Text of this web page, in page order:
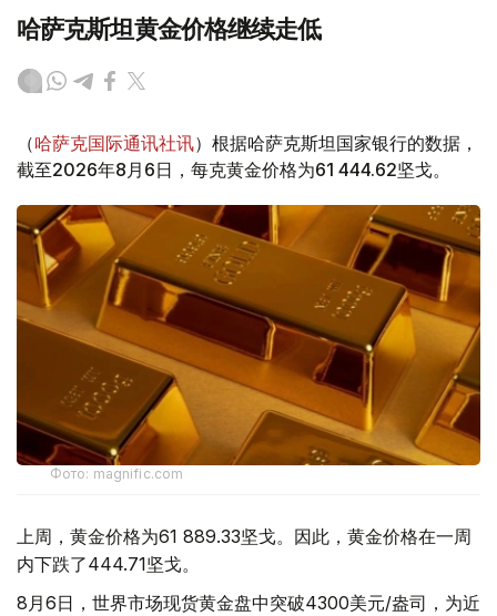
哈萨克斯坦黄金价格继续走低
（哈萨克国际通讯社讯）根据哈萨克斯坦国家银行的数据，
截至2026年8月6日，每克黄金价格为61 444.62坚戈。
Фото: magnific.com
上周，黄金价格为61 889.33坚戈。因此，黄金价格在一周
内下跌了444.71坚戈。
8月6日，世界市场现货黄金盘中突破4300美元/盎司，为近